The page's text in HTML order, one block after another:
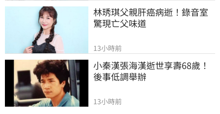
林琇琪父親肝癌病逝！錄音室
驚現亡父味道
13小時前
小秦漢張海漢逝世享壽68歲！
後事低調舉辦
13小時前